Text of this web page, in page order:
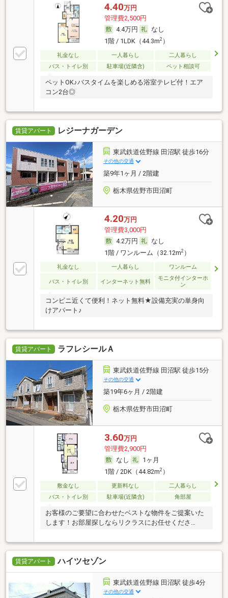
4.40万円
管理費2,500円
4.4万円
なし
1階 / 1LDK（44.3m2）
礼金なし 一人暮らし
二人暮らし
バス・トイレ別
駐車場(近隣含) ペット相談可
ペットOK♪バスタイムを楽しめる浴室テレビ付！エア
コン2台◎
賃貸アパート レジーナガーデン
東武鉄道佐野線 田沼駅 徒歩16分
その他の交通
築9年1ヶ月 / 2階建
栃木県佐野市田沼町
4.20万円
管理費3,000円
4.2万円
なし
1階 / ワンルーム（32.12m2）
礼金なし 一人暮らし ワンルーム
バス・トイレ別 インターネット無料
モニタ付インターホ
ン
コンビニ近くて便利！ネット無料★設備充実の単身向
けアパート♪
賃貸アパート ラフレシールＡ
東武鉄道佐野線 田沼駅 徒歩15分
その他の交通
築19年6ヶ月 / 2階建
栃木県佐野市田沼町
3.60万円
管理費2,900円
なし
1ヶ月
1階 / 2DK（44.82m2）
敷金なし 更新料なし
二人暮らし
バス・トイレ別
駐車場(近隣含) 角部屋
お客様のご要望に合わせたベストな物件をご提案いた
します！お部屋探しならリクラスにお任せくださ
賃貸アパート ハイツセゾン
東武鉄道佐野線 田沼駅 徒歩4分
その他の交通